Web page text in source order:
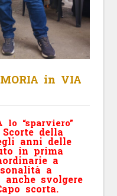
in VIA
lo “sparviero”
della
anni delle
in prima
a
a
anche svolgere
scorta.